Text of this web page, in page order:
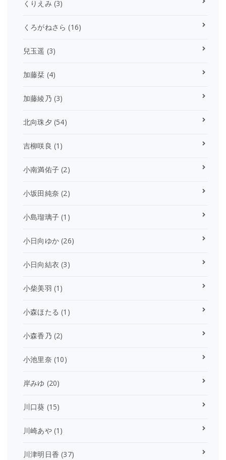
くりえみ (3)
くろがねさら (16)
兒玉遥 (3)
加藤栞 (4)
加藤綾乃 (3)
北向珠夕 (54)
吉柳咲良 (1)
小南満佑子 (2)
小坂田純奈 (2)
小島瑠璃子 (1)
小日向ゆか (26)
小日向結衣 (3)
小柴美羽 (1)
小森ほたる (1)
小森香乃 (2)
小池里奈 (10)
岸みゆ (20)
川口葵 (15)
川崎あや(1)
川津明日香 (37)